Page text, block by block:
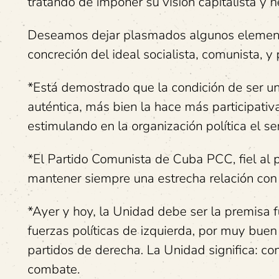
Deseamos dejar plasmados algunos
concreción del ideal socialista, comunista,
*Está demostrado que la condición de ser
auténtica, más bien la hace más
estimulando en la organización política el
*El Partido Comunista de Cuba PCC, fiel
mantener siempre una estrecha relación
*Ayer y hoy, la Unidad debe ser la premisa
fuerzas políticas de izquierda, por muy
partidos de derecha. La Unidad significa:
combate.